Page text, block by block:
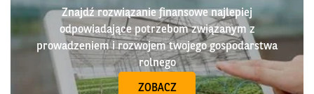
Znajdź rozwiązanie finansowe najlepiej
odpowiadające potrzebom związanym z
prowadzeniem i rozwojem twojego gospodarstwa
rolnego
ZOBACZ